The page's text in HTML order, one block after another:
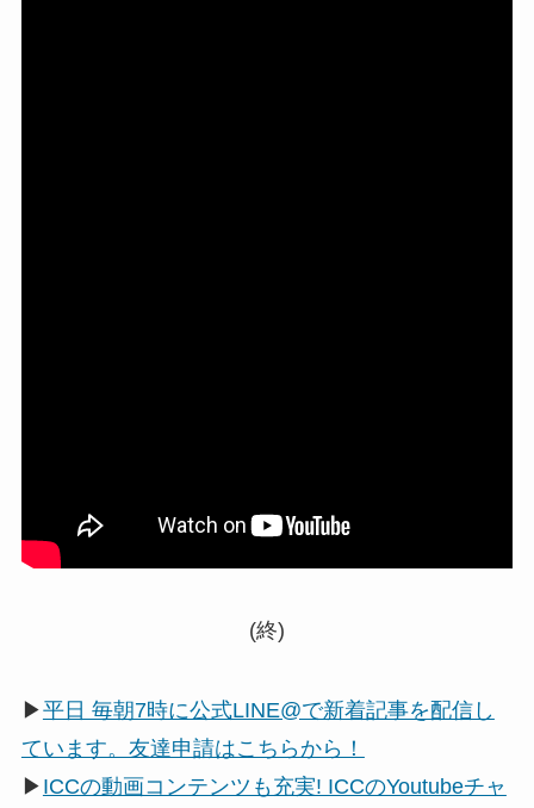
(終)
▶平日 毎朝7時に公式LINE@で新着記事を配信し
ています。友達申請はこちらから！
▶ ICCの動画コンテンツも充実! ICCのYoutubeチャ